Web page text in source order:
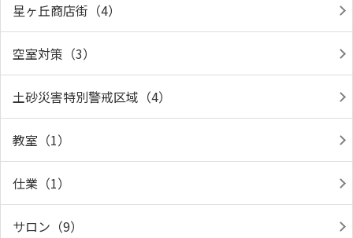
星ヶ丘商店街（4）
空室対策（3）
土砂災害特別警戒区域（4）
教室（1）
仕業（1）
サロン（9）